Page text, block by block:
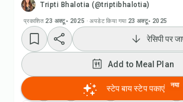
Tripti Bhalotia (@triptibhalotia)
प्रकाशित 23 अक्टू॰ 2025 ·अपडेट किया गया 23 अक्टू॰ 2025
रेसिपी वीडियो देखें
Add to Meal Plan
Add to Shopping List
रेसिपी पर
Add to Meal Plan
स्टेप बाय स्टेप पकाएं नया